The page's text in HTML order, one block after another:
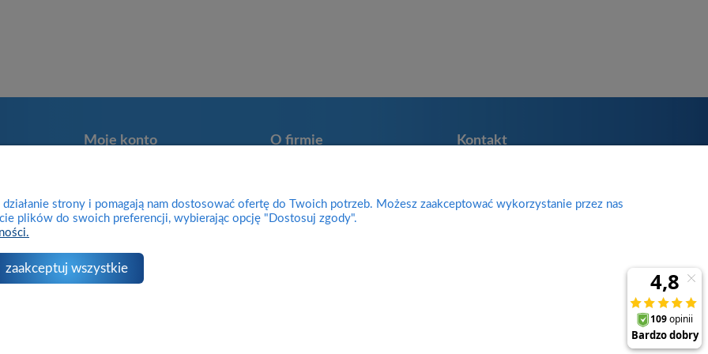
Moje konto
Przechowalnia
O firmie
Zwroty
Kontakt
98-200 Sieradz
strony i pomagają nam dostosować ofertę do Twoich potrzeb. Możesz zaakceptować wykorzystanie przez nas
plików do swoich preferencji, wybierając opcję "Dostosuj zgody".
zaakceptuj wszystkie